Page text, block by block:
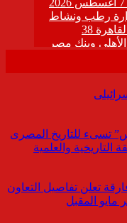
تسىء للتاريخ المصرى
التاريخية والعلمية
تعلن تفاصيل التعاون
مايو المقبل